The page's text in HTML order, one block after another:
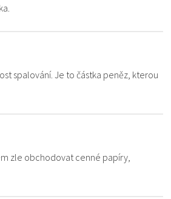
spalování. Je to částka peněz, kterou
zle obchodovat cenné papíry,